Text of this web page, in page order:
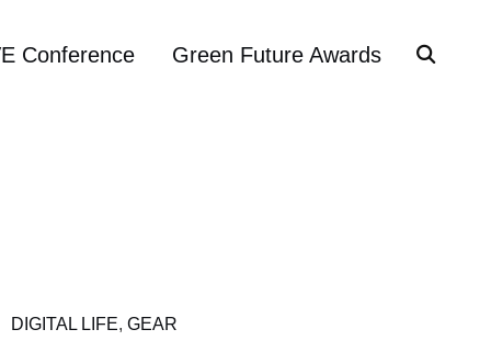
Conference Green Future Awards
DIGITAL LIFE, GEAR